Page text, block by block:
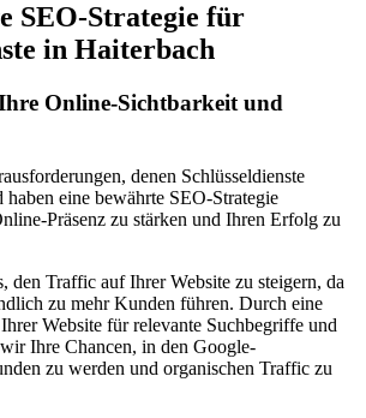
SEO-Strategie für
in Haiterbach
Online-Sichtbarkeit und
denen Schlüsseldienste
haben eine bewährte SEO-Strategie
Präsenz zu stärken und Ihren Erfolg zu
den Traffic auf Ihrer Website zu steigern, da
zu mehr Kunden führen. Durch eine
Website für relevante Suchbegriffe und
Ihre Chancen, in den Google-
zu werden und organischen Traffic zu